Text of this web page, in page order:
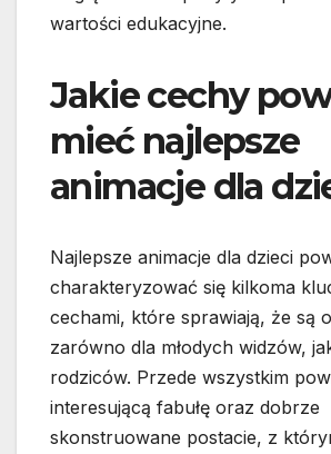
wartości edukacyjne.
Jakie cechy
mieć najlepsze
animacje dla
Najlepsze animacje dla dzieci
charakteryzować się kilkoma
cechami, które sprawiają, że są
zarówno dla młodych widzów,
rodziców. Przede wszystkim
interesującą fabułę oraz dobrze
skonstruowane postacie, z